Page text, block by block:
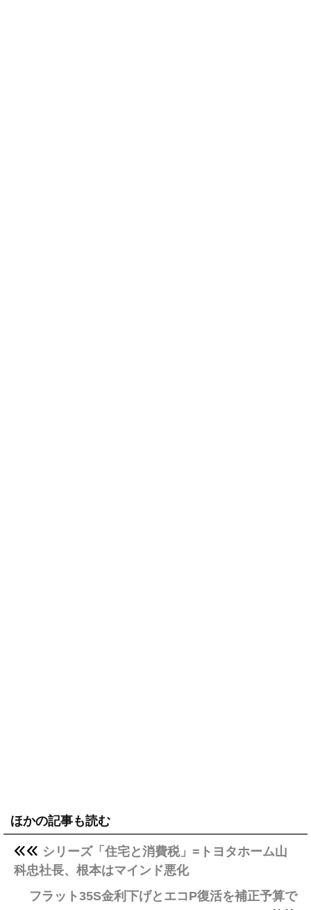
ほかの記事も読む
シリーズ「住宅と消費税」=トヨタホーム山
科忠社長、根本はマインド悪化
フラット35S金利下げとエコP復活を補正予算で